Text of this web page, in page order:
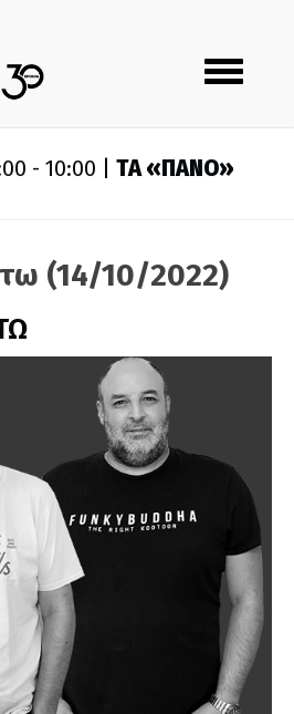
Toggle
navigation
- 10:00 | ΤA «ΠΑΝΟ»
(14/10/2022)